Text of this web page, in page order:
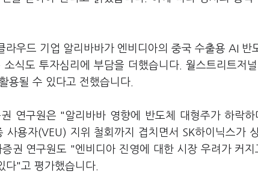
라우드 기업 알리바바가 엔비디아의 중국 수출용 AI
소식도 투자심리에 부담을 더했습니다. 월스트리트저
용될 수 있다고 전했습니다.
연구원은 "알리바바 영향에 반도체 대형주가 하락
사용자(VEU) 지위 철회까지 겹치면서 SK하이닉스가
권 연구원도 "엔비디아 진영에 대한 시장 우려가 커
다"고 평가했습니다.